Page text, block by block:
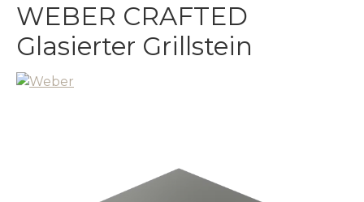
WEBER CRAFTED
Glasierter Grillstein